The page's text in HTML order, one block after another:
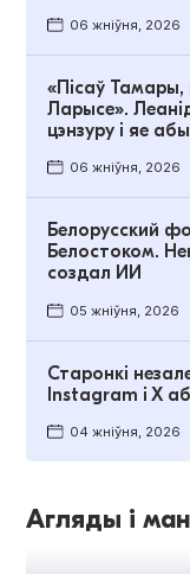
06 жніўня, 2026
«Пісаў
Ларысе».
цэнзуру і яе
06 жніўня, 2026
Белорусский
Белостоком.
создал ИИ
05 жніўня, 2026
Старонкі
Instagram і Х
04 жніўня, 2026
Агляды і